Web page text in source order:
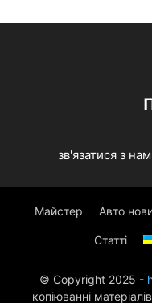
зв'язатися з
Майстер Авто
Статті
© Copyright 2025 -
копіюванні